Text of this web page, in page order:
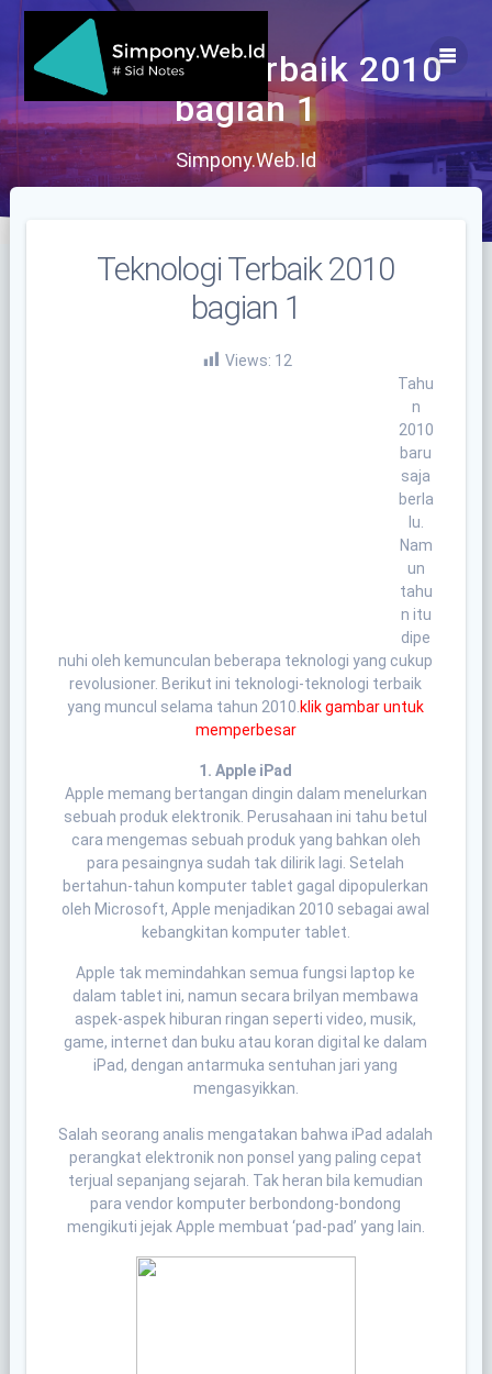
Skip
content
Teknologi Terbaik 2010
bagian 1
Simpony.Web.Id
Teknologi Terbaik 2010
bagian 1
Views: 12
Tahu
n
2010
baru
saja
berla
lu.
Nam
un
tahu
n itu
dipe
nuhi oleh kemunculan beberapa teknologi yang cukup
revolusioner. Berikut ini teknologi-teknologi terbaik
yang muncul selama tahun 2010. klik gambar untuk
memperbesar
1. Apple iPad
Apple memang bertangan dingin dalam menelurkan
sebuah produk elektronik. Perusahaan ini tahu betul
cara mengemas sebuah produk yang bahkan oleh
para pesaingnya sudah tak dilirik lagi. Setelah
bertahun-tahun komputer tablet gagal dipopulerkan
oleh Microsoft, Apple menjadikan 2010 sebagai awal
kebangkitan komputer tablet.
Apple tak memindahkan semua fungsi laptop ke
dalam tablet ini, namun secara brilyan membawa
aspek-aspek hiburan ringan seperti video, musik,
game, internet dan buku atau koran digital ke dalam
iPad, dengan antarmuka sentuhan jari yang
mengasyikkan.
Salah seorang analis mengatakan bahwa iPad adalah
perangkat elektronik non ponsel yang paling cepat
terjual sepanjang sejarah. Tak heran bila kemudian
para vendor komputer berbondong-bondong
mengikuti jejak Apple membuat ‘pad-pad’ yang lain.